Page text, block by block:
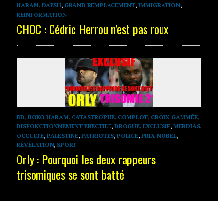
HARAM, DAESH, GRAND REMPLACEMENT, IMMIGRATION,
REINFORMATION
CHOC : Cédric Herrou n’est pas roux
BD, BOKO HARAM, CATASTROPHE, COMPLOT, CROIX GAMMÉE,
DISFONCTIONNEMENT ERECTILE, DROGUE, EXCLUSIF, MERDIAS,
OCCULTE, PALESTINE, PATRIOTES, POLICE, PRIX NOBEL,
RÉVÉLATION, SPORT
Orly : Pourquoi les deux rappeurs
trisomiques se sont batté